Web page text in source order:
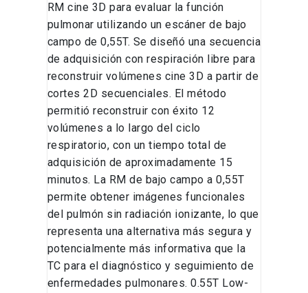
RM cine 3D para evaluar la función
pulmonar utilizando un escáner de bajo
campo de 0,55T. Se diseñó una secuencia
de adquisición con respiración libre para
reconstruir volúmenes cine 3D a partir de
cortes 2D secuenciales. El método
permitió reconstruir con éxito 12
volúmenes a lo largo del ciclo
respiratorio, con un tiempo total de
adquisición de aproximadamente 15
minutos. La RM de bajo campo a 0,55T
permite obtener imágenes funcionales
del pulmón sin radiación ionizante, lo que
representa una alternativa más segura y
potencialmente más informativa que la
TC para el diagnóstico y seguimiento de
enfermedades pulmonares. 0.55T Low-